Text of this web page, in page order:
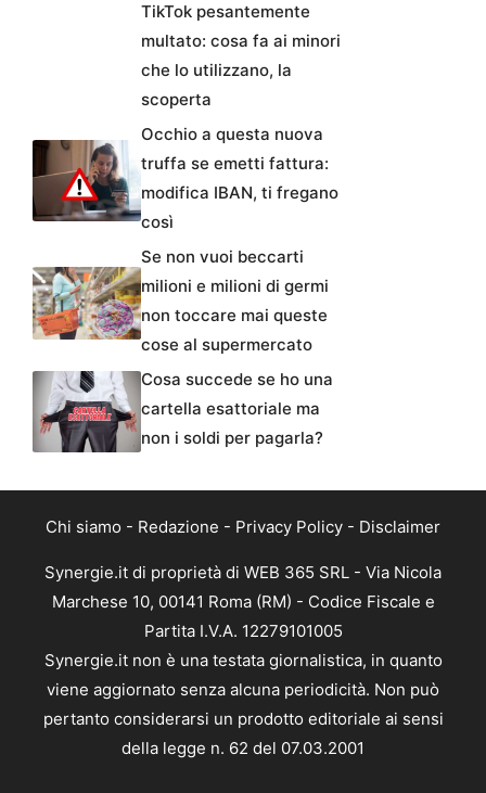
TikTok pesantemente
multato: cosa fa ai minori
che lo utilizzano, la
scoperta
Occhio a questa nuova
truffa se emetti fattura:
modifica IBAN, ti fregano
così
Se non vuoi beccarti
milioni e milioni di germi
non toccare mai queste
cose al supermercato
Cosa succede se ho una
cartella esattoriale ma
non i soldi per pagarla?
Chi siamo - Redazione - Privacy Policy - Disclaimer
Synergie.it di proprietà di WEB 365 SRL - Via Nicola
Marchese 10, 00141 Roma (RM) - Codice Fiscale e
Partita I.V.A. 12279101005
Synergie.it non è una testata giornalistica, in quanto
viene aggiornato senza alcuna periodicità. Non può
pertanto considerarsi un prodotto editoriale ai sensi
della legge n. 62 del 07.03.2001